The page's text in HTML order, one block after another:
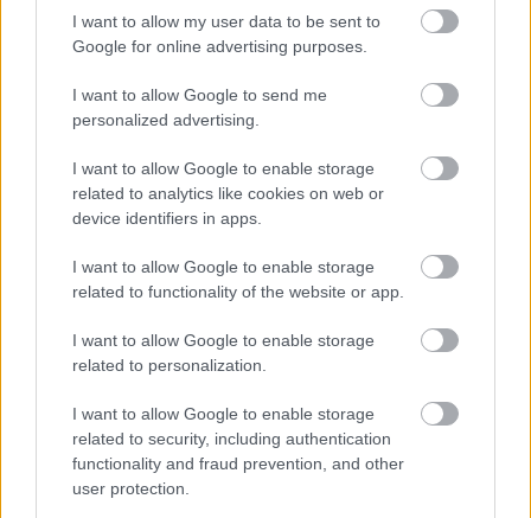
I want to allow my user data to be sent to
Google for online advertising purposes.
I want to allow Google to send me
personalized advertising.
I want to allow Google to enable storage
related to analytics like cookies on web or
device identifiers in apps.
I want to allow Google to enable storage
related to functionality of the website or app.
I want to allow Google to enable storage
related to personalization.
I want to allow Google to enable storage
related to security, including authentication
functionality and fraud prevention, and other
user protection.
kliensből, a BlackBerry Messengerből, vagyis a ...